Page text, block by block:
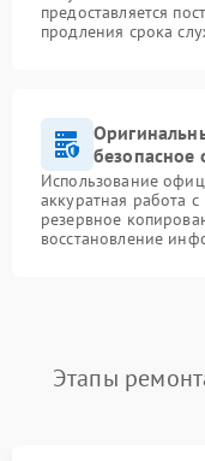
предоставляется
продления срока
безопасное
Использование
аккуратная работа
резервное
восстановление
Этапы